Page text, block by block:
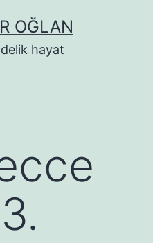
OĞLAN
hayat